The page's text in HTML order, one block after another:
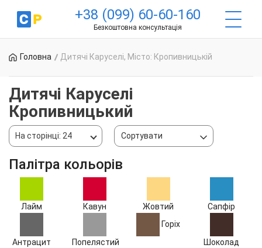
+38 (099) 60-60-160
Безкоштовна консультація
Головна Дитячі Каруселі, Місто: Кропивницькій
Дитячі Каруселі
Кропивницький
На сторінці: 24 Сортувати
Палітра кольорів
Лайм Кавун Жовтий Сапфір
Антрацит Попелястий
Горіх
Шоколад